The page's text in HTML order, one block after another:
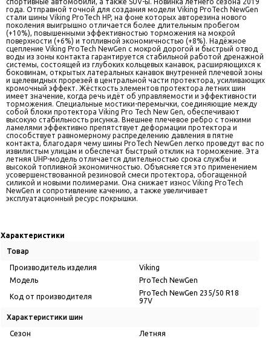
года. Отправной точной для создания модели Viking ProTech NewGen
стали шины Viking ProTech HP, на фоне которых авторезина нового
поколения выигрышно отличается более длительным пробегом
(+10%), повышенными эффективностью торможения на мокрой
поверхности (+6%) и топливной экономичностью (+8%). Надёжное
сцепление Viking ProTech NewGen с мокрой дорогой и быстрый отвод
воды из зоны контакта гарантируется стабильной работой дренажной
системы, состоящей из глубоких кольцевых канавок, расширяющихся к
боковинам, открытых латеральных канавок внутренней плечевой зоны
и щелевидных прорезей в центральной части протектора, усиливающих
кромочный эффект. Жёсткость элементов протектора летних шин
имеет значение, когда речь идёт об управляемости и эффективности
торможения. Специальные мостики-перемычки, соединяющие между
собой блоки протектора Viking Pro Tech New Gen, обеспечивают
высокую стабильность рисунка. Внешнее плечевое ребро с тонкими
ламелями эффективно препятствует деформации протектора и
способствует равномерному распределению давления в пятне
контакта, благодаря чему шины ProTech NewGen легко проведут вас по
извилистым улицам и обеспечат быстрый отклик на торможение. Эта
летняя UHP-модель отличается длительностью срока службы и
высокой топливной экономичностью. Объясняется это применением
усовершенствованной резиновой смеси протектора, обогащенной
силикой и новыми полимерами. Она снижает износ Viking ProTech
NewGen и сопротивление качению, а также увеличивает
эксплуатационный ресурс покрышки.
Характеристики
Товар
Производитель изделия
Viking
Модель
ProTech NewGen
Код от производителя
ProTech NewGen 235/50 R18
97V
Характеристики шин
Сезон
Летняя